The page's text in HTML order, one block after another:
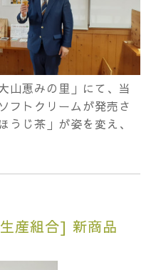
山恵みの里」にて、当
フトクリームが発売さ
うじ茶」が姿を変え、
産組合] 新商品